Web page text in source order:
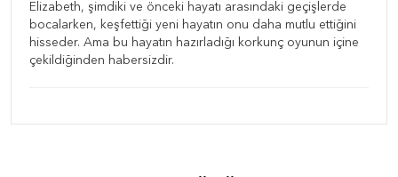
Elizabeth, şimdiki ve önceki hayatı arasındaki geçişlerde
bocalarken, keşfettiği yeni hayatın onu daha mutlu ettiğini
hisseder. Ama bu hayatın hazırladığı korkunç oyunun içine
çekildiğinden habersizdir.